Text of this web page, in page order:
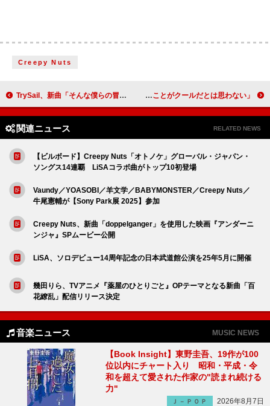
Creepy Nuts
TrySail、新曲「そんな僕らの冒険譚！」MV公開 ビョーク、地球の未来について楽観的だと語る「諦めることがクールだとは思わない」
関連ニュース RELATED NEWS
【ビルボード】Creepy Nuts「オトノケ」グローバル・ジャパン・
ソングス14連覇 LiSAコラボ曲がトップ10初登場
Vaundy／YOASOBI／羊文学／BABYMONSTER／Creepy Nuts／
牛尾憲輔が【Sony Park展 2025】参加
Creepy Nuts、新曲「doppelganger」を使用した映画『アンダーニ
ンジャ』SPムービー公開
LiSA、ソロデビュー14周年記念の日本武道館公演を25年5月に開催
幾田りら、TVアニメ『薬屋のひとりごと』OPテーマとなる新曲「百
花繚乱」配信リリース決定
音楽ニュース MUSIC NEWS
【Book Insight】東野圭吾、19作が100
位以内にチャート入り 昭和・平成・令
和を超えて愛された作家の"読まれ続ける
力"
Ｊ－ＰＯＰ
2026年8月7日